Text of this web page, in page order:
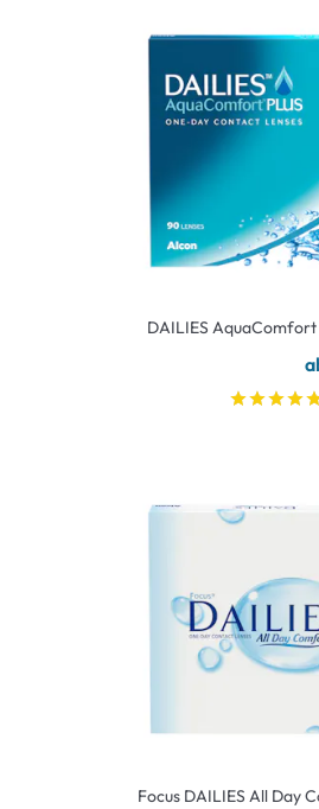
DAILIES AquaComfort
Focus DAILIES All Day